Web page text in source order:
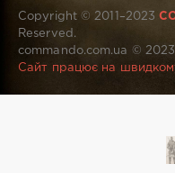
Copyright © 2011–2023
Reserved.
commando.com.ua ©
Сайт працює на